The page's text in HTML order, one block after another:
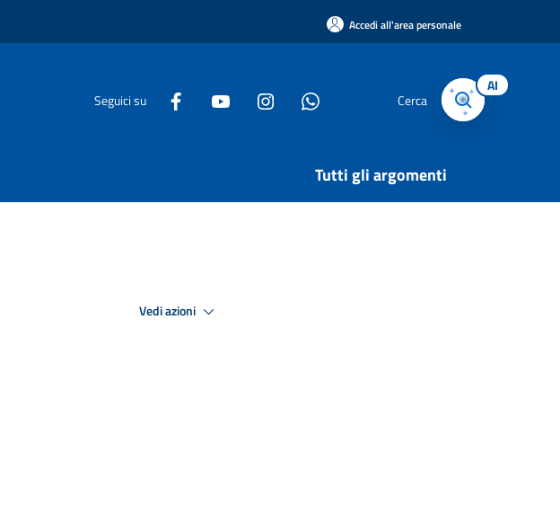
Accedi all'area personale
Seguici su Cerca
AI
Tutti gli argomenti
Vedi azioni